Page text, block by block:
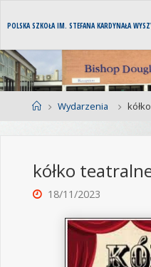
POLSKA SZKOŁA IM. STEFANA KARDYNAŁA WYSZ
Wydarzenia
kółko
18/11/2023